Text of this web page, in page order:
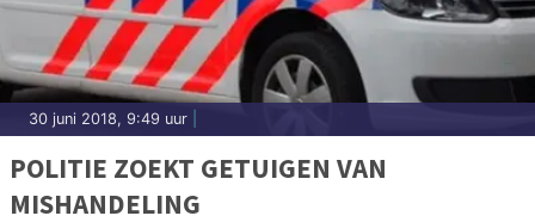
30 juni 2018, 9:49 uur
POLITIE ZOEKT GETUIGEN VAN
MISHANDELING